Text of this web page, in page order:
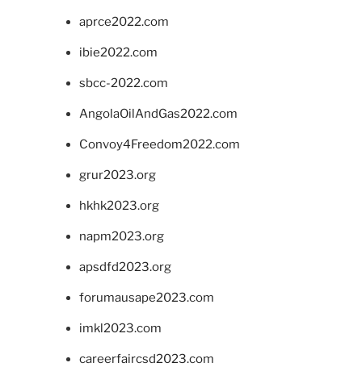
aprce2022.com
ibie2022.com
sbcc-2022.com
AngolaOilAndGas2022.com
Convoy4Freedom2022.com
grur2023.org
hkhk2023.org
napm2023.org
apsdfd2023.org
forumausape2023.com
imkl2023.com
careerfaircsd2023.com